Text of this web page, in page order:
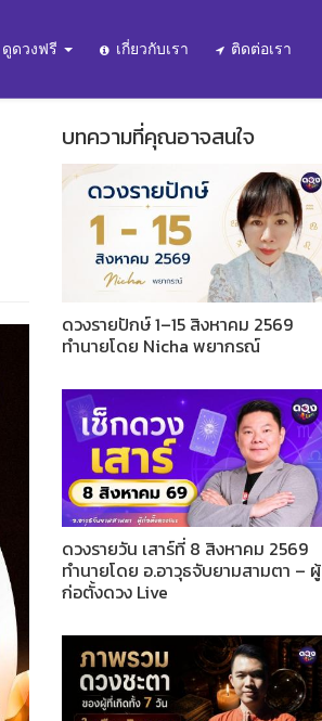
ดูดวงฟรี เกี่ยวกับเรา ติดต่อเรา
บทความที่คุณอาจสนใจ
ดวงรายปักษ์ 1–15 สิงหาคม 2569
ทำนายโดย Nicha พยากรณ์
ดวงรายวัน เสาร์ที่ 8 สิงหาคม 2569
ทำนายโดย อ.อาวุธจับยามสามตา – ผู้
ก่อตั้งดวง Live